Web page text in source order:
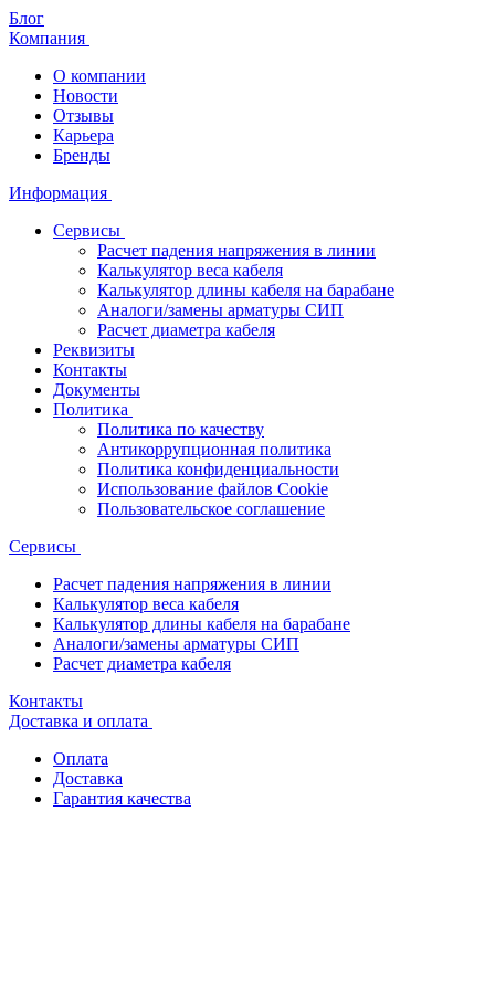
Блог
Компания
О компании
Новости
Отзывы
Карьера
Бренды
Информация
Сервисы
Расчет падения напряжения в линии
Калькулятор веса кабеля
Калькулятор длины кабеля на барабане
Аналоги/замены арматуры СИП
Расчет диаметра кабеля
Реквизиты
Контакты
Документы
Политика
Политика по качеству
Антикоррупционная политика
Политика конфиденциальности
Использование файлов Cookie
Пользовательское соглашение
Сервисы
Расчет падения напряжения в линии
Калькулятор веса кабеля
Калькулятор длины кабеля на барабане
Аналоги/замены арматуры СИП
Расчет диаметра кабеля
Контакты
Доставка и оплата
Оплата
Доставка
Гарантия качества